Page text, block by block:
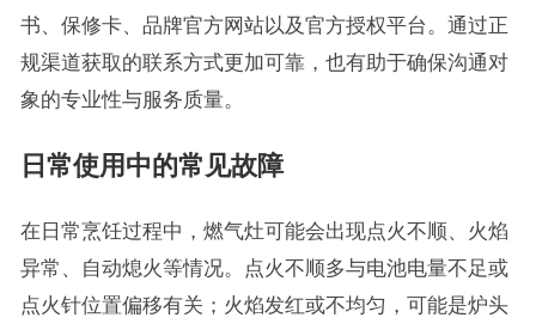
书、保修卡、品牌官方网站以及官方授权平台。通过正
规渠道获取的联系方式更加可靠，也有助于确保沟通对
象的专业性与服务质量。
日常使用中的常见故障
在日常烹饪过程中，燃气灶可能会出现点火不顺、火焰
异常、自动熄火等情况。点火不顺多与电池电量不足或
点火针位置偏移有关；火焰发红或不均匀，可能是炉头